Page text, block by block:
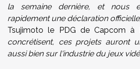
la semaine dernière, et nous
rapidement une déclaration officielle
Tsujimoto le PDG de Capcom à
concrétisent, ces projets auront
aussi bien sur l'industrie du jeux